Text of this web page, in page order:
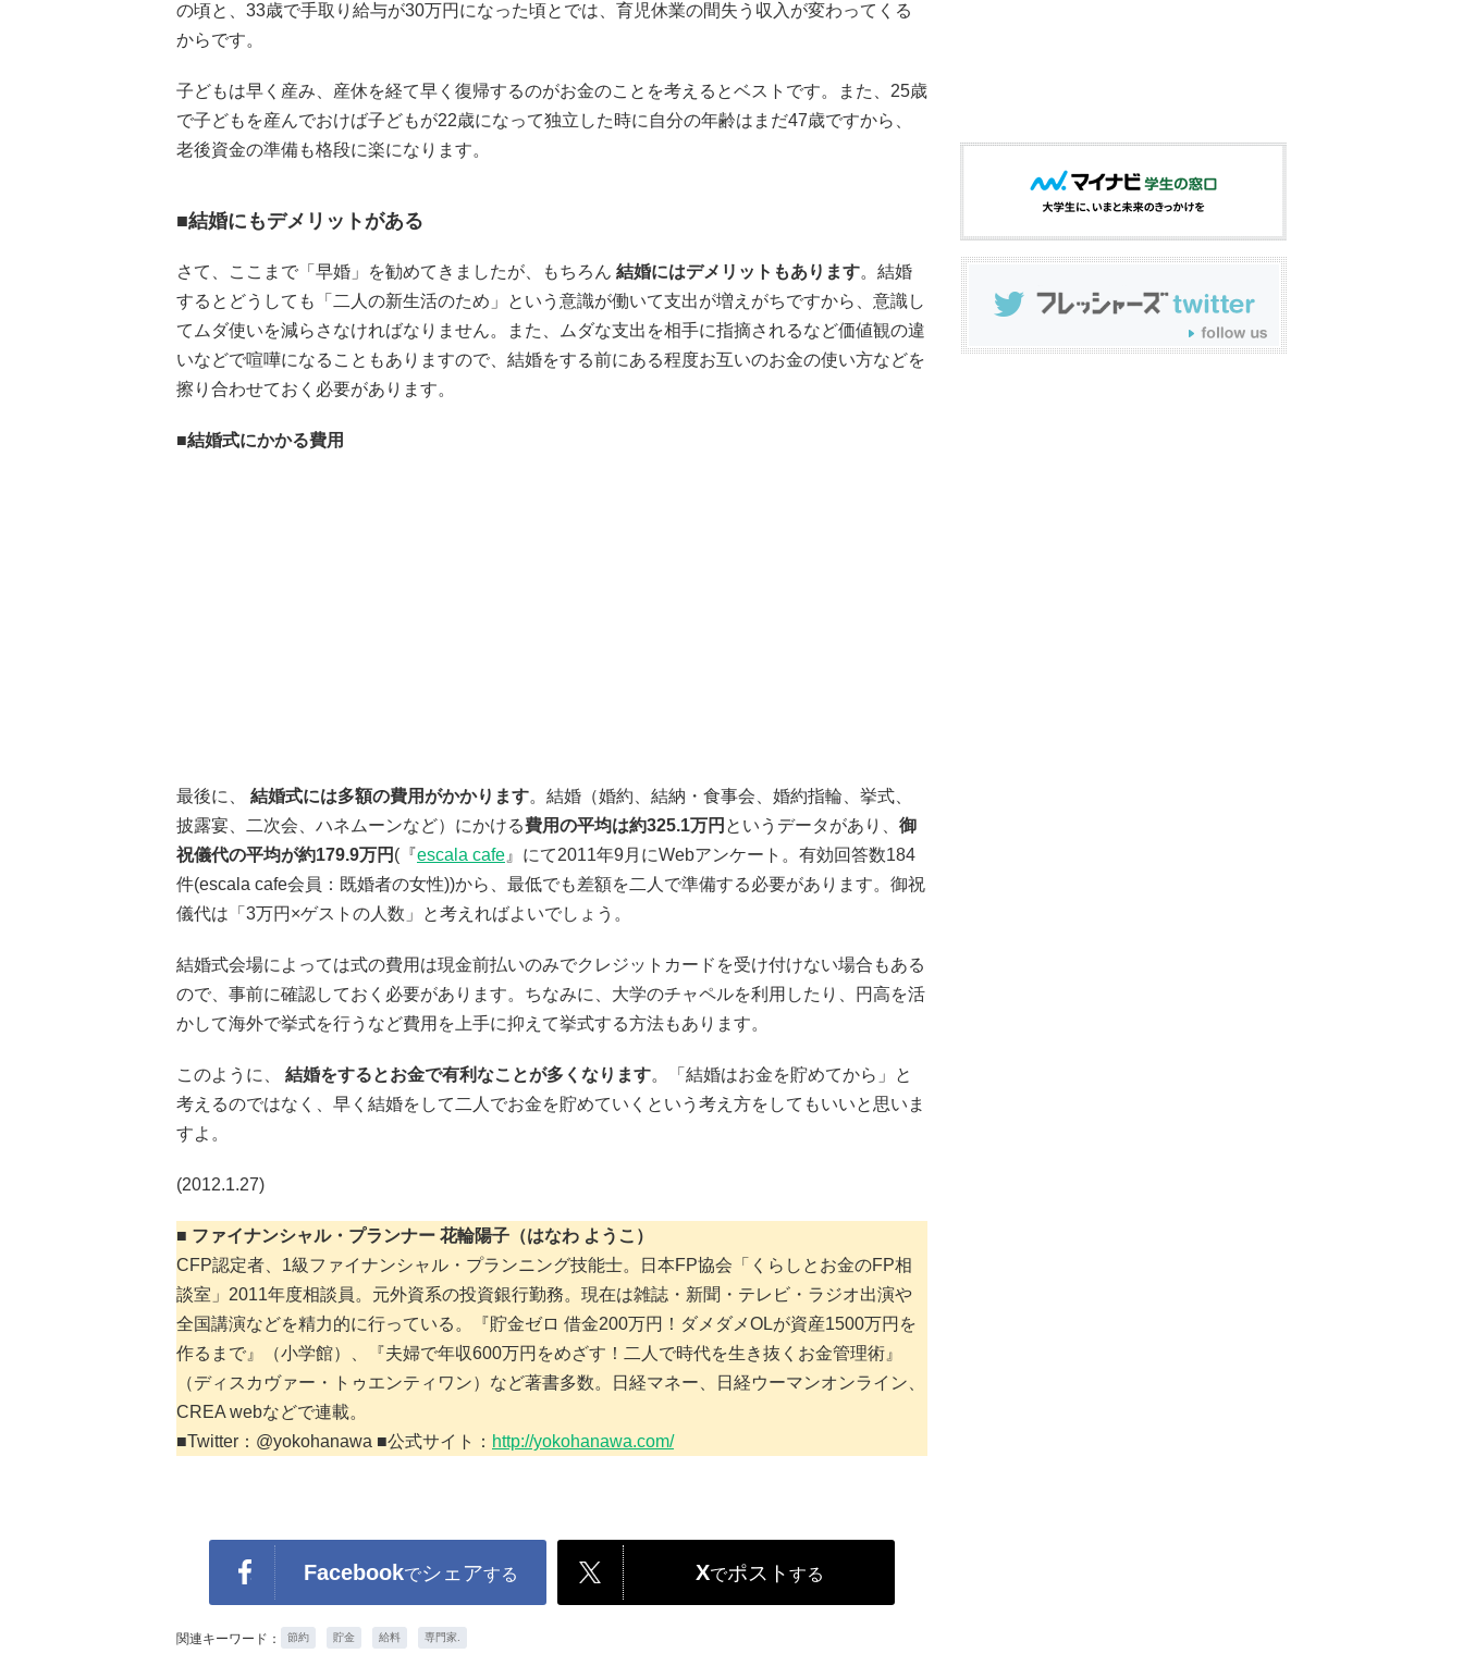
の頃と、33歳で手取り給与が30万円になった頃とでは、育児休業の間失う収入が変わってくる
からです。
子どもは早く産み、産休を経て早く復帰するのがお金のことを考えるとベストです。また、25歳
で子どもを産んでおけば子どもが22歳になって独立した時に自分の年齢はまだ47歳ですから、
老後資金の準備も格段に楽になります。
■結婚にもデメリットがある
さて、ここまで「早婚」を勧めてきましたが、もちろん 結婚にはデメリットもあります。結婚
するとどうしても「二人の新生活のため」という意識が働いて支出が増えがちですから、意識し
てムダ使いを減らさなければなりません。また、ムダな支出を相手に指摘されるなど価値観の違
いなどで喧嘩になることもありますので、結婚をする前にある程度お互いのお金の使い方などを
擦り合わせておく必要があります。
■結婚式にかかる費用
最後に、 結婚式には多額の費用がかかります。結婚（婚約、結納・食事会、婚約指輪、挙式、
披露宴、二次会、ハネムーンなど）にかける費用の平均は約325.1万円 というデータがあり、 御
祝儀代の平均が約179.9万円 (『escala cafe 』にて2011年9月にWebアンケート。有効回答数184
件(escala cafe会員：既婚者の女性))から、最低でも差額を二人で準備する必要があります。御祝
儀代は「3万円×ゲストの人数」と考えればよいでしょう。
結婚式会場によっては式の費用は現金前払いのみでクレジットカードを受け付けない場合もある
ので、事前に確認しておく必要があります。ちなみに、大学のチャペルを利用したり、円高を活
かして海外で挙式を行うなど費用を上手に抑えて挙式する方法もあります。
このように、 結婚をするとお金で有利なことが多くなります。「結婚はお金を貯めてから」と
考えるのではなく、早く結婚をして二人でお金を貯めていくという考え方をしてもいいと思いま
すよ。
(2012.1.27)
■ ファイナンシャル・プランナー 花輪陽子（はなわ ようこ）
CFP認定者、1級ファイナンシャル・プランニング技能士。日本FP協会「くらしとお金のFP相
談室」2011年度相談員。元外資系の投資銀行勤務。現在は雑誌・新聞・テレビ・ラジオ出演や
全国講演などを精力的に行っている。『貯金ゼロ 借金200万円！ダメダメOLが資産1500万円を
作るまで』（小学館）、『夫婦で年収600万円をめざす！二人で時代を生き抜くお金管理術』
（ディスカヴァー・トゥエンティワン）など著書多数。日経マネー、日経ウーマンオンライン、
CREA webなどで連載。
■Twitter：@yokohanawa ■公式サイト： http://yokohanawa.com/
Facebookでシェアする Xでポスト する
関連キーワード： 節約 貯金 給料 専門家.